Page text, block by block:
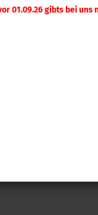
01.09.26 gibts bei uns